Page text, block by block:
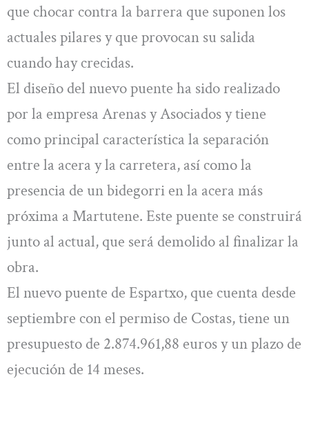
que chocar contra la barrera que suponen los
actuales pilares y que provocan su salida
cuando hay crecidas.
El diseño del nuevo puente ha sido realizado
por la empresa Arenas y Asociados y tiene
como principal característica la separación
entre la acera y la carretera, así como la
presencia de un bidegorri en la acera más
próxima a Martutene. Este puente se construirá
junto al actual, que será demolido al finalizar la
obra.
El nuevo puente de Espartxo, que cuenta desde
septiembre con el permiso de Costas, tiene un
presupuesto de 2.874.961,88 euros y un plazo de
ejecución de 14 meses.